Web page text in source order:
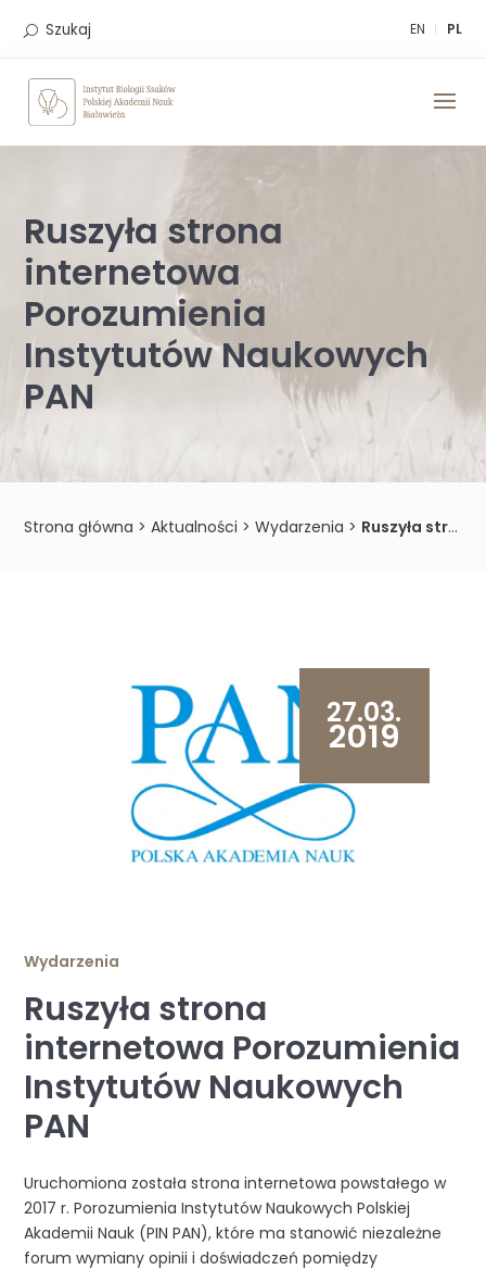
EN PL
Szukaj
Ruszyła strona
internetowa
Porozumienia
Instytutów Naukowych
PAN
Strona główna >Aktualności >Wydarzenia > Ruszyła strona internetowa Porozumienia Instytutów Naukowych PAN
27.03.
2019
Wydarzenia
Ruszyła strona
internetowa Porozumienia
Instytutów Naukowych
PAN
Uruchomiona została strona internetowa powstałego w
2017 r. Porozumienia Instytutów Naukowych Polskiej
Akademii Nauk (PIN PAN), które ma stanowić niezależne
forum wymiany opinii i doświadczeń pomiędzy